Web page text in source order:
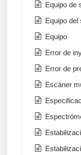
Equipo de
Equipo del
Equipo
Error de
Error de
Escáner